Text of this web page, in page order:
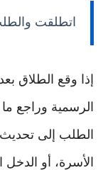
اتطلقت
إذا وقع الطلاق
الرسمية وراجع
الطلب إلى تحديث
الأسرة، أو